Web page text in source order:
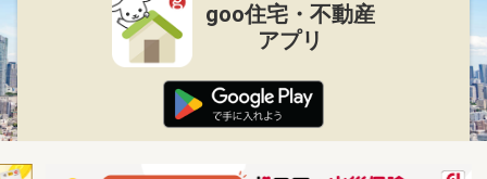
goo住宅・不動産
アプリ